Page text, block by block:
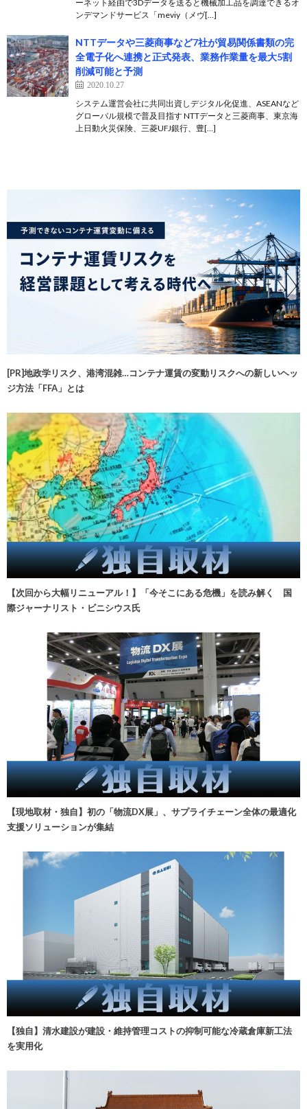
ーネット経由で3Dデータを送ると機械加工品を調達できるオ
ンデマンドサービス「meviy（メヴ[…]
NTTデータや三菱商事など7社が貿易関係書類の完
全電子化へ連携と正式発表、業務作業量を最大5割
削減可能と予測
2020.10.27
システム運営会社に共同出資しデジタル化促進、ASEANなど
グローバル規模で普及目指す NTTデータと三菱商事、東京海
上日動火災保険、三菱UFJ銀行、豊[…]
[PR]地政学リスク、港湾混雑…コンテナ運賃の変動リスクへの新しいヘッ
ジ方法「FFA」とは
【次回から大幅リニューアル！】「今そこにある危機」を読み解く 国
際ジャーナリスト・ビニシウス氏
【現地取材・独自】初の「物流DX展」、サプライチェーン全体の最適化
支援ソリューションが集結
【独自】清水建設が建設・維持管理コストの抑制可能な冷蔵倉庫新工法
を実用化